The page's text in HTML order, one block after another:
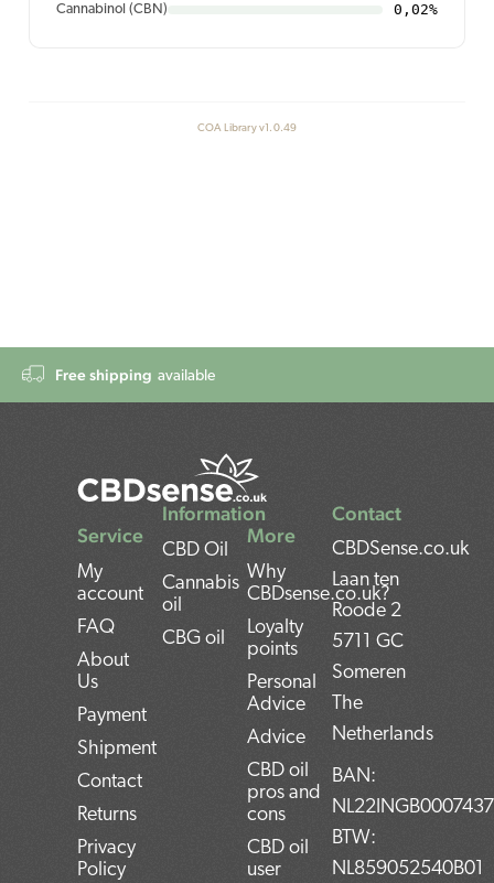
Cannabinol (CBN) 0,02%
COA Library v1.0.49
Free shipping available
Contact
CBDSense.co.uk
Laan ten
Roode 2
5711 GC
Someren
The
Netherlands
BAN:
BTW:
NL859052540B01
Service
My
account
FAQ
About
Us
Payment
Shipment
Contact
Returns
Privacy
Policy
Information
CBD Oil
Cannabis
oil
CBG oil
More
Why
CBDsense.co.uk?
Loyalty
points
Personal
Advice
Advice
CBD oil
pros and
cons
CBD oil
user